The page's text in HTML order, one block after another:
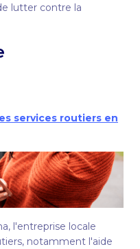
lutter contre la
services routiers en
l'entreprise locale
notamment l'aide